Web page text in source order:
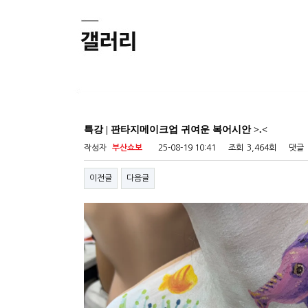
특강 | 판타지메이크업 귀여운 복어시안 >.<
작성자 부산쇼보 25-08-19 10:41 조회 3,464회 댓글
이전글 다음글